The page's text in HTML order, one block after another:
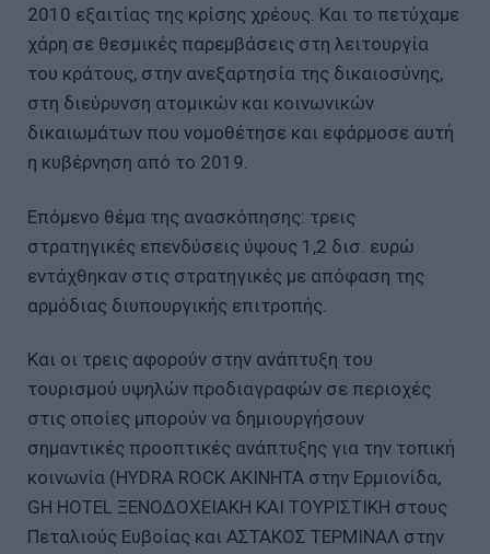
2010 εξαιτίας της κρίσης χρέους. Και το πετύχαμε
χάρη σε θεσμικές παρεμβάσεις στη λειτουργία
του κράτους, στην ανεξαρτησία της δικαιοσύνης,
στη διεύρυνση ατομικών και κοινωνικών
δικαιωμάτων που νομοθέτησε και εφάρμοσε αυτή
η κυβέρνηση από το 2019.
Επόμενο θέμα της ανασκόπησης: τρεις
στρατηγικές επενδύσεις ύψους 1,2 δισ. ευρώ
εντάχθηκαν στις στρατηγικές με απόφαση της
αρμόδιας διυπουργικής επιτροπής.
Και οι τρεις αφορούν στην ανάπτυξη του
τουρισμού υψηλών προδιαγραφών σε περιοχές
στις οποίες μπορούν να δημιουργήσουν
σημαντικές προοπτικές ανάπτυξης για την τοπική
κοινωνία (HYDRA ROCK ΑΚΙΝΗΤΑ στην Ερμιονίδα,
GH HOTEL ΞΕΝΟΔΟΧΕΙΑΚΗ ΚΑΙ ΤΟΥΡΙΣΤΙΚΗ στους
Πεταλιούς Ευβοίας και ΑΣΤΑΚΟΣ ΤΕΡΜΙΝΑΛ στην